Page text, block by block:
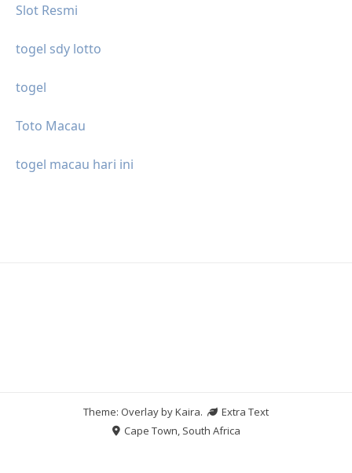
Slot Resmi
togel sdy lotto
togel
Toto Macau
togel macau hari ini
Theme: Overlay byKaira.
Extra Text
Cape Town, South Africa